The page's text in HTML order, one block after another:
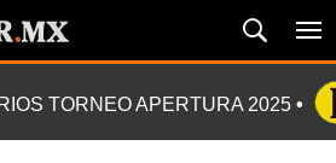
TORNEO APERTURA 2025